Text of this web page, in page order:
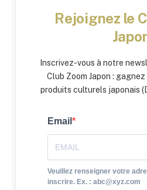
Rejoignez le
Inscrivez-vous à notre
Club Zoom Japon :
produits culturels japonais
Email
Veuillez renseigner votre
inscrire. Ex. : abc@xyz.com